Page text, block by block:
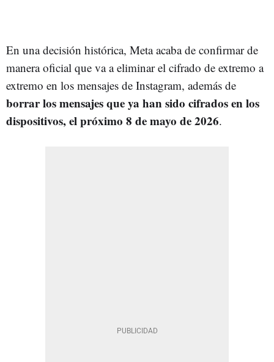
En una decisión histórica, Meta acaba de confirmar de
manera oficial que va a eliminar el cifrado de extremo a
extremo en los mensajes de Instagram, además de
borrar los mensajes que ya han sido cifrados en los
dispositivos, el próximo 8 de mayo de 2026.